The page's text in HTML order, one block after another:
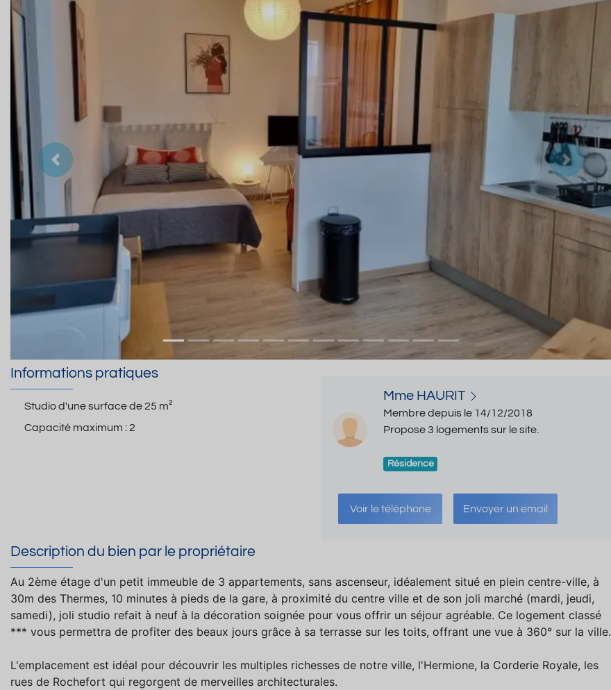
Précedent Suivant
Informations pratiques
Studio d'une surface de25 m²
Capacité maximum :2
Mme HAURIT
Membre depuis le 14/12/2018
Propose 3 logements sur le site.
Résidence
Voir le téléphone Envoyer un email
Description du bien par le propriétaire
Au 2ème étage d'un petit immeuble de 3 appartements, sans ascenseur, idéalement situé en plein centre-ville, à
30m des Thermes, 10 minutes à pieds de la gare, à proximité du centre ville et de son joli marché (mardi, jeudi,
samedi), joli studio refait à neuf à la décoration soignée pour vous offrir un séjour agréable. Ce logement classé
*** vous permettra de profiter des beaux jours grâce à sa terrasse sur les toits, offrant une vue à 360° sur la ville.
L'emplacement est idéal pour découvrir les multiples richesses de notre ville, l'Hermione, la Corderie Royale, les
rues de Rochefort qui regorgent de merveilles architecturales.